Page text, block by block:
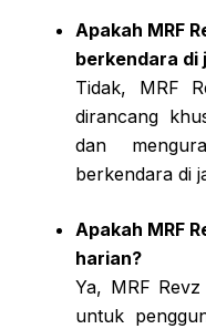
Apakah MRF
berkendara di
Tidak, MRF
dirancang
dan
berkendara di
Apakah MRF
harian?
Ya, MRF
untuk